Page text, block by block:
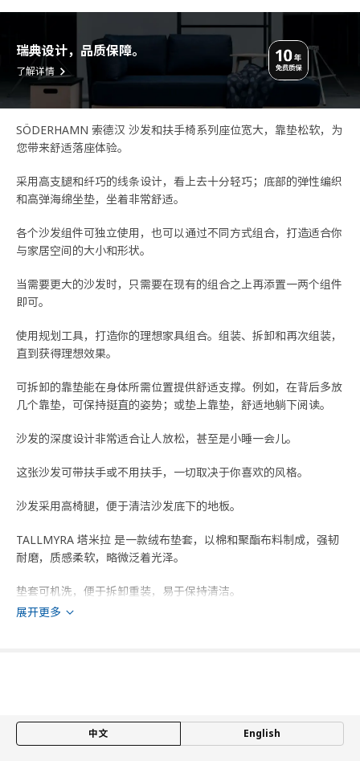
瑞典设计，品质保障。
了解详情
SÖDERHAMN 索德汉 沙发和扶手椅系列座位宽大，靠垫松软，为
您带来舒适落座体验。
采用高支腿和纤巧的线条设计，看上去十分轻巧；底部的弹性编织
和高弹海绵坐垫，坐着非常舒适。
各个沙发组件可独立使用，也可以通过不同方式组合，打造适合你
与家居空间的大小和形状。
当需要更大的沙发时，只需要在现有的组合之上再添置一两个组件
即可。
使用规划工具，打造你的理想家具组合。组装、拆卸和再次组装，
直到获得理想效果。
可拆卸的靠垫能在身体所需位置提供舒适支撑。例如，在背后多放
几个靠垫，可保持挺直的姿势；或垫上靠垫，舒适地躺下阅读。
沙发的深度设计非常适合让人放松，甚至是小睡一会儿。
这张沙发可带扶手或不用扶手，一切取决于你喜欢的风格。
沙发采用高椅腿，便于清洁沙发底下的地板。
TALLMYRA 塔米拉 是一款绒布垫套，以棉和聚酯布料制成，强韧
耐磨，质感柔软，略微泛着光泽。
垫套可机洗，便于拆卸重装，易于保持清洁。
根据行业标准，家居用品的耐光性应达到4级或更高。
展开更多
中文 English